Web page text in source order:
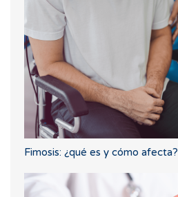
Fimosis: ¿qué es y cómo afecta?